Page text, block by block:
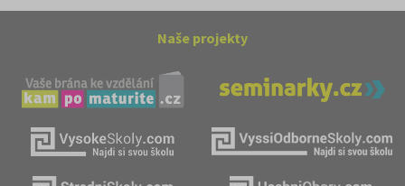
Naše projekty